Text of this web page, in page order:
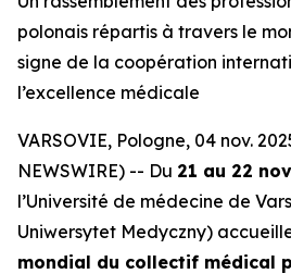
polonais répartis à travers le
signe de la coopération
l’excellence médicale
VARSOVIE, Pologne, 04 nov.
NEWSWIRE) -- Du 21 au 22
l’Université de médecine de
Uniwersytet Medyczny)
mondial du collectif médical